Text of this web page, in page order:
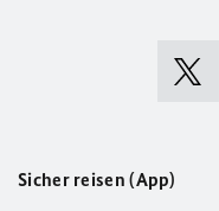
Sicher reisen (App)